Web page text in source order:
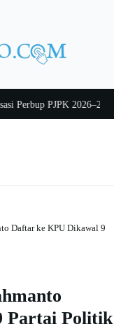
PJPK 2026–2030
Daftar ke KPU Dikawal 9
Partai Politik